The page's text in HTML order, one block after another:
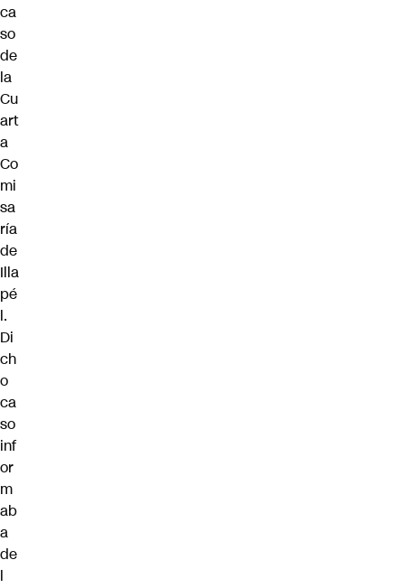
ca
so
de
la
Cu
art
a
Co
mi
sa
ría
de
Illa
pé
l.
Di
ch
o
ca
so
inf
or
m
ab
a
de
l